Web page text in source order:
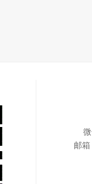
微
邮箱